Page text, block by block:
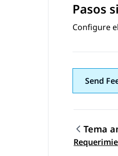
Pasos
Configure
Send
Tema